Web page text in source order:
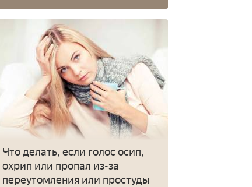
Что делать, если голос осип,
охрип или пропал из-за
переутомления или простуды